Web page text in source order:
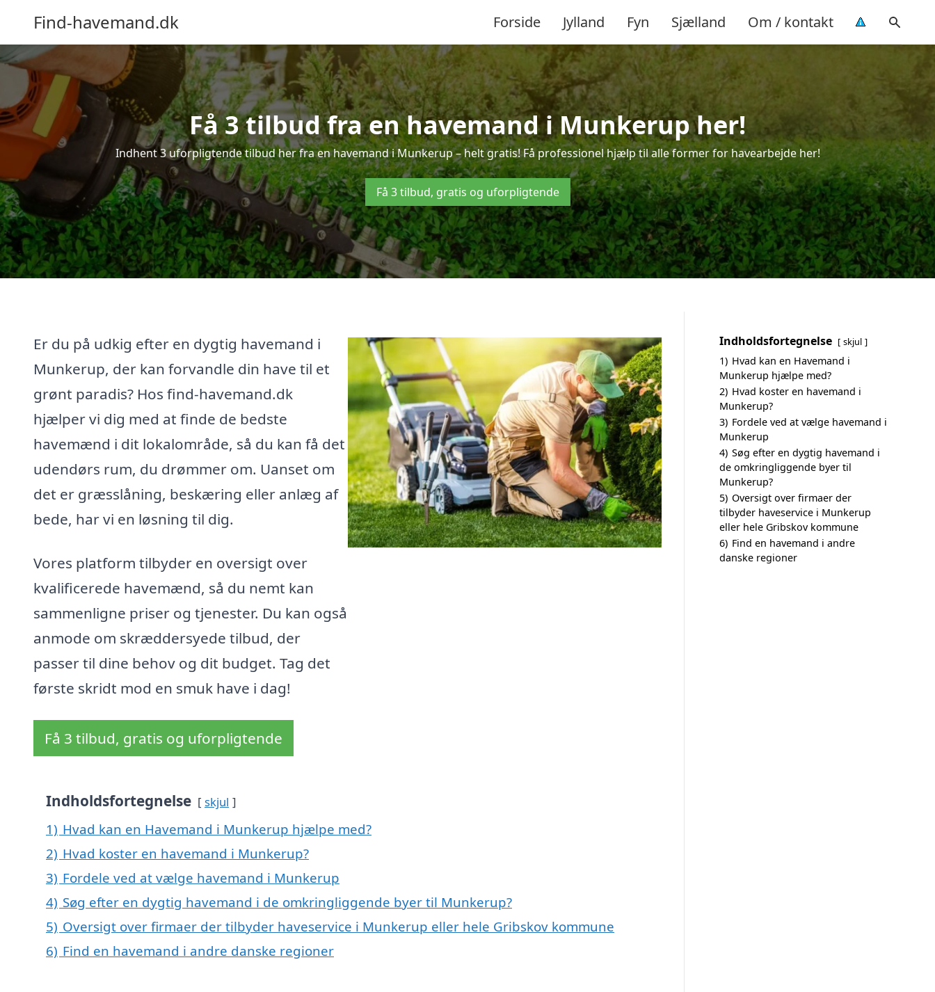
Find-havemand.dk Forside Jylland Fyn Sjælland Om / kontakt
Få 3 tilbud fra en havemand i Munkerup her!
Indhent 3 uforpligtende tilbud her fra en havemand i Munkerup – helt gratis! Få professionel hjælp til alle former for havearbejde her!
Få 3 tilbud, gratis og uforpligtende
Er du på udkig efter en dygtig havemand i
Munkerup, der kan forvandle din have til et
grønt paradis? Hos find-havemand.dk
hjælper vi dig med at finde de bedste
havemænd i dit lokalområde, så du kan få det
udendørs rum, du drømmer om. Uanset om
det er græsslåning, beskæring eller anlæg af
bede, har vi en løsning til dig.
Vores platform tilbyder en oversigt over
kvalificerede havemænd, så du nemt kan
sammenligne priser og tjenester. Du kan også
anmode om skræddersyede tilbud, der
passer til dine behov og dit budget. Tag det
første skridt mod en smuk have i dag!
Få 3 tilbud, gratis og uforpligtende
Indholdsfortegnelse skjul
1) Hvad kan en Havemand i Munkerup hjælpe med?
2) Hvad koster en havemand i Munkerup?
3) Fordele ved at vælge havemand i Munkerup
4) Søg efter en dygtig havemand i de omkringliggende byer til Munkerup?
5) Oversigt over firmaer der tilbyder haveservice i Munkerup eller hele Gribskov kommune
6) Find en havemand i andre danske regioner
Indholdsfortegnelse skjul
1) Hvad kan en Havemand i
Munkerup hjælpe med?
2) Hvad koster en havemand i
Munkerup?
3) Fordele ved at vælge havemand i
Munkerup
4) Søg efter en dygtig havemand i
de omkringliggende byer til
Munkerup?
5) Oversigt over firmaer der
tilbyder haveservice i Munkerup
eller hele Gribskov kommune
6) Find en havemand i andre
danske regioner